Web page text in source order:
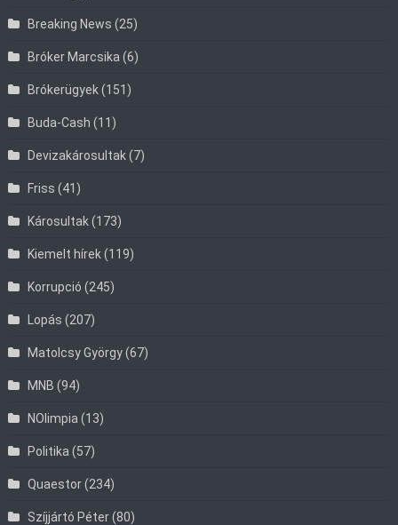
Breaking News (25)
Bróker Marcsika (6)
Brókerügyek(151)
Buda-Cash (11)
Devizakárosultak(7)
Friss (41)
Károsultak(173)
Kiemelt hírek(119)
Korrupció (245)
Lopás (207)
Matolcsy György(67)
MNB (94)
NOlimpia (13)
Politika (57)
Quaestor(234)
Szíjjártó Péter(80)